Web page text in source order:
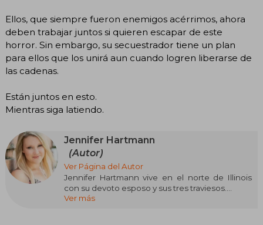
Ellos, que siempre fueron enemigos acérrimos, ahora
deben trabajar juntos si quieren escapar de este
horror. Sin embargo, su secuestrador tiene un plan
para ellos que los unirá aun cuando logren liberarse de
las cadenas.
Están juntos en esto.
Mientras siga latiendo.
Jennifer Hartmann
(Autor)
Ver Página del Autor
Jennifer Hartmann vive en el norte de Illinois
con su devoto esposo y sus tres traviesos.
Ver más